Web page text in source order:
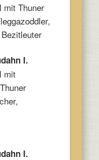
mit Thuner
I.
mit
I.